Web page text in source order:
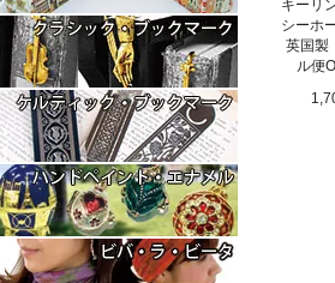
キーリ
シーホ
英国製
ル便